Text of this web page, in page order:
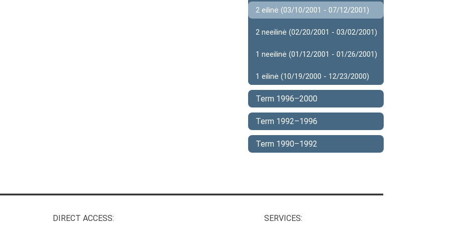
2 eilinė (03/10/2001 - 07/12/2001)
2 neeilinė (02/20/2001 - 03/02/2001)
1 neeilinė (01/12/2001 - 01/26/2001)
1 eilinė (10/19/2000 - 12/23/2000)
Term 1996–2000
Term 1992–1996
Term 1990–1992
DIRECT ACCESS: SERVICES: